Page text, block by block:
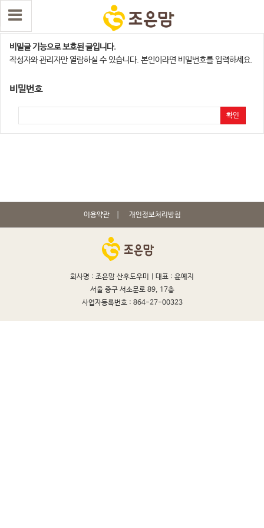
부천지점
비밀글 기능으로 보호된 글입니다.
작성자와 관리자만 열람하실 수 있습니다. 본인이라면 비밀번호를 입력하세요.
비밀번호
확인
이용약관 개인정보처리방침
회사명 : 조은맘 산후도우미 | 대표 : 윤예지
서울 중구 서소문로 89, 17층
사업자등록번호 : 864-27-00323